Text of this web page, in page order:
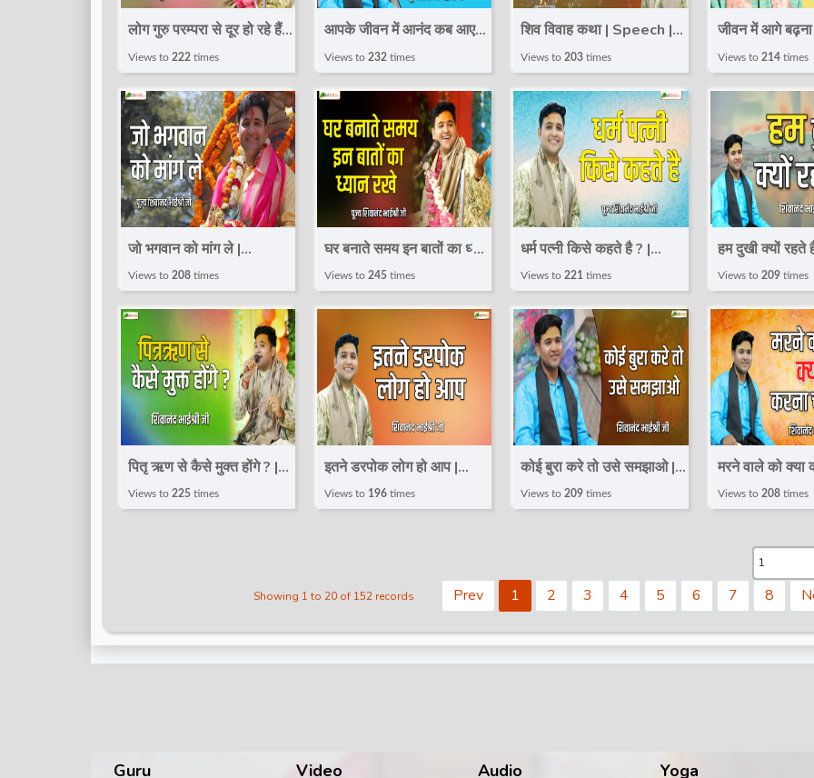
लोग गुरु परम्परा से दूर हो रहे हैं |
Speech | Shivanand
Bhaishri Ji | Total bhakti
Views to 222 times
आपके जीवन में आनंद कब आएगा
? | Speech | Shivanand
Bhaishri Ji | Total bhakti
Views to232 times
शिव विवाह कथा | Speech |
Shivanand Bhaishri Ji |
Total bhakti
Views to203 times
जीवन में आगे
Speech |
Bhaishri Ji |
Views to 214times
जो भगवान को मांग ले |
Speech | Shivanand
Bhaishri Ji | Total bhakti
Views to 208 times
घर बनाते समय इन बातों का ध्यान
रखे | Speech | Shivanand
Bhaishri Ji | Total bhakti
Views to245 times
धर्म पत्नी किसे कहते है ? |
Speech | Shivanand
Bhaishri Ji
Views to221 times
हम दुखी क्यों रहते
Speech |
Bhaishri Ji
Views to 209times
पितृ ऋण से कैसे मुक्त होंगे ? |
Speech | Shivanand
Views to 225 times
इतने डरपोक लोग हो आप |
Speech | Shivanand
Views to 196 times
कोई बुरा करे तो उसे समझाओ |
Speech | Shivanand
Views to209 times
मरने वाले को क्या
| Speech |
Views to 208times
Showing 1 to 20 of 152 records Prev 1 2 3 4 5 6 7 8
Guru Video Audio Yoga